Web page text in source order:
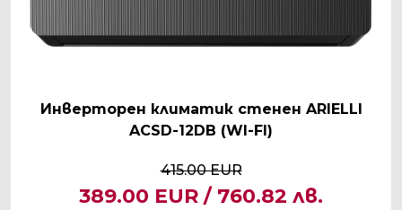
Инверторен климатик стенен ARIELLI
ACSD-12DB (WI-FI)
415.00 EUR
389.00 EUR / 760.82 лв.